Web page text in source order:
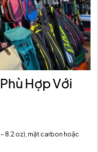
Hợp Với
8.2 oz), mặt carbon hoặc